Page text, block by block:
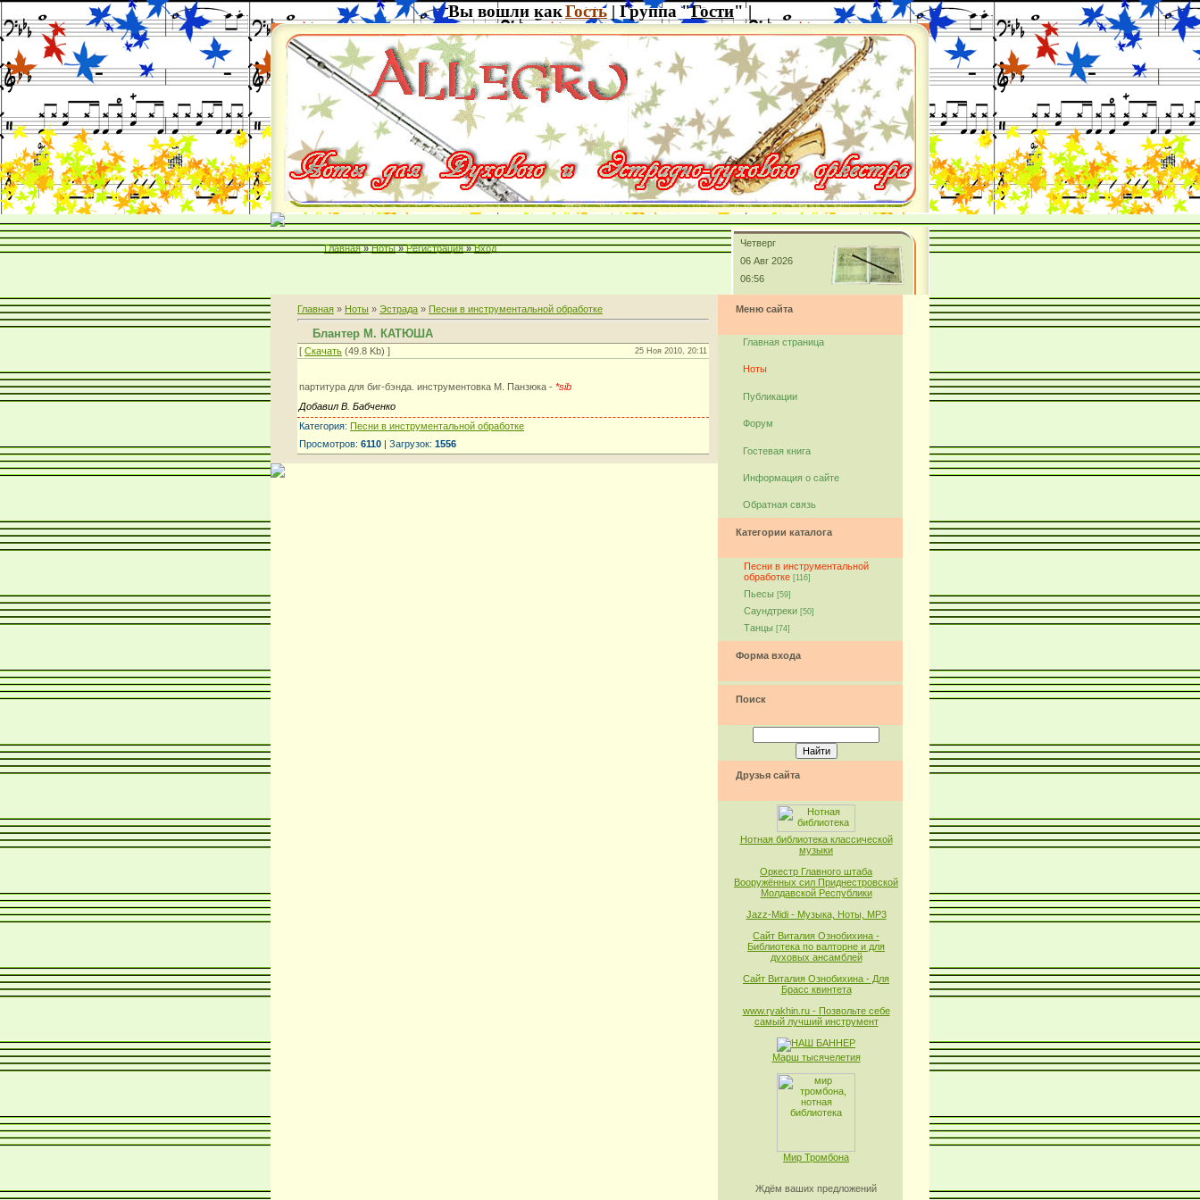
Вы вошли какГость | Группа "Гости" |
Главная » Ноты » Регистрация » Вход
Четверг
06 Авг 2026
06:56
Главная » Ноты » Эстрада » Песни в инструментальной обработке
Блантер М. КАТЮША
[ Скачать (49.8 Kb) ] 25 Ноя 2010, 20:11
партитура для биг-бэнда. инструментовка М. Панзюка - *sib
Добавил В. Бабченко
Категория: Песни в инструментальной обработке
Просмотров: 6110 | Загрузок: 1556
Меню сайта
Главная страница
Ноты
Публикации
Форум
Гостевая книга
Информация о сайте
Обратная связь
Категории каталога
Песни в инструментальной
обработке [116]
Пьесы [59]
Саундтреки [50]
Танцы [74]
Форма входа
Поиск
Друзья сайта
Нотная библиотека классической
музыки
Оркестр Главного штаба
Вооружённых сил Приднестровской
Молдавской Республики
Jazz-Midi - Музыка, Ноты, MP3
Сайт Виталия Ознобихина -
Библиотека по валторне и для
духовых ансамблей
Сайт Виталия Ознобихина - Для
Брасс квинтета
www.ryakhin.ru - Позвольте себе
самый лучший инструмент
Марш тысячелетия
Мир Тромбона
Ждём ваших предложений